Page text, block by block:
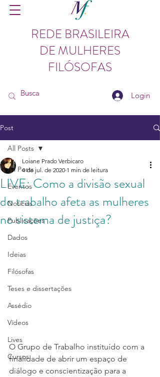
REDE BRASILEIRA
DE MULHERES
FILÓSOFAS
Login
Post
All Posts
Eventos
Notícias
Publicações
Dados
Ideias
Filósofas
Teses e dissertações
Assédio
Vídeos
Lives
Cursos
All Posts
LIVE: Como a divisão sexual
do trabalho afeta as mulheres
no sistema de justiça?
Loiane Prado Verbicaro
4 de jul. de 2020 1 min de leitura
O Grupo de Trabalho instituído com a
finalidade de abrir um espaço de
diálogo e conscientização para a